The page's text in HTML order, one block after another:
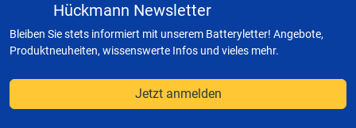
Hückmann Newsletter
Bleiben Sie stets informiert mit unserem Batteryletter! Angebote,
Produktneuheiten, wissenswerte Infos und vieles mehr.
Jetzt anmelden